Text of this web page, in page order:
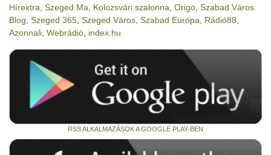
Hírextra Szeged Ma Kolozsvári szalonna Origo Szabad Város
Blog Szeged 365 Szeged Város Szabad Európa Rádió88
Azonnali Webrádió index.hu
RSS ALKALMAZÁSOK A GOOGLE PLAY-BEN